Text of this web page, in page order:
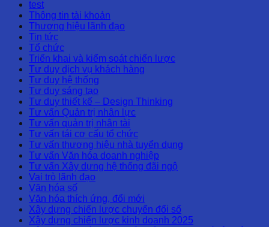
test
Thông tin tài khoản
Thương hiệu lãnh đạo
Tin tức
Tổ chức
Triển khai và kiểm soát chiến lược
Tư duy dịch vụ khách hàng
Tư duy hệ thống
Tư duy sáng tạo
Tư duy thiết kế – Design Thinking
Tư vấn Quản trị nhân lực
Tư vấn quản trị nhân tài
Tư vấn tái cơ cấu tổ chức
Tư vấn thương hiệu nhà tuyển dụng
Tư vấn Văn hóa doanh nghiệp
Tư vấn Xây dựng hệ thống đãi ngộ
Vai trò lãnh đạo
Văn hóa số
Văn hóa thích ứng, đổi mới
Xây dựng chiến lược chuyển đổi số
Xây dựng chiến lược kinh doanh 2025